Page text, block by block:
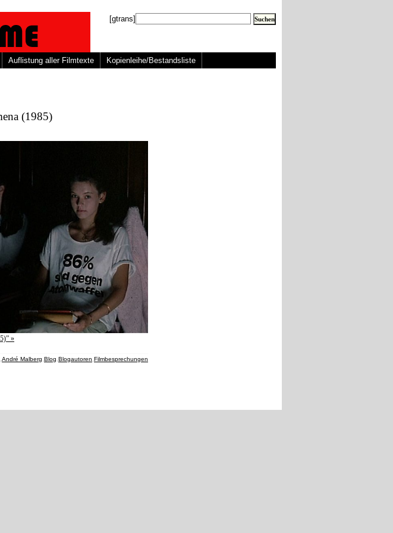
[gtrans]
Auflistung aller Filmtexte Kopienleihe/Bestandsliste
(1985)
»
André Malberg Blog Blogautoren Filmbesprechungen